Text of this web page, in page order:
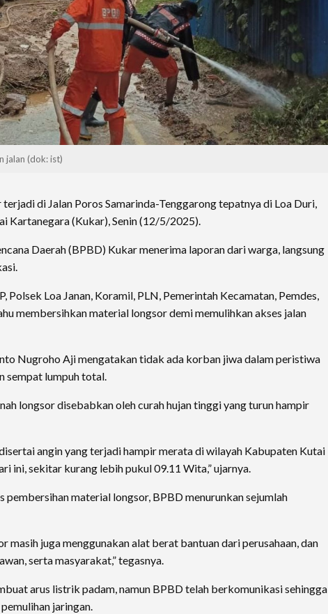
jalan (dok: ist)
di Jalan Poros Samarinda-Tenggarong tepatnya di Loa Duri,
Kartanegara (Kukar), Senin (12/5/2025).
Daerah (BPBD) Kukar menerima laporan dari warga, langsung
Polsek Loa Janan, Koramil, PLN, Pemerintah Kecamatan, Pemdes,
membersihkan material longsor demi memulihkan akses jalan
Nugroho Aji mengatakan tidak ada korban jiwa dalam peristiwa
sempat lumpuh total.
longsor disebabkan oleh curah hujan tinggi yang turun hampir
angin yang terjadi hampir merata di wilayah Kabupaten Kutai
ini, sekitar kurang lebih pukul 09.11 Wita,” ujarnya.
pembersihan material longsor, BPBD menurunkan sejumlah
masih juga menggunakan alat berat bantuan dari perusahaan, dan
serta masyarakat,” tegasnya.
arus listrik padam, namun BPBD telah berkomunikasi sehingga
jaringan.